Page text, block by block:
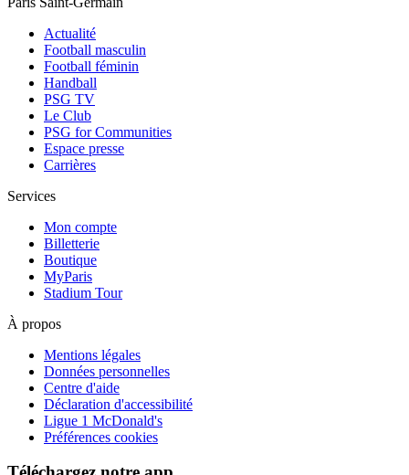
Actualité
Football masculin
Football féminin
Handball
PSG TV
Le Club
PSG for Communities
Espace presse
Carrières
Services
Mon compte
Billetterie
Boutique
MyParis
Stadium Tour
À propos
Mentions légales
Données personnelles
Centre d'aide
Déclaration d'accessibilité
Ligue 1 McDonald's
Préférences cookies